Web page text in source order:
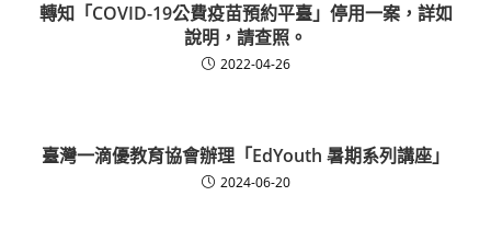
轉知「COVID-19公費疫苗預約平臺」停用一案，詳如
說明，請查照。
2022-04-26
臺灣一滴優教育協會辦理「EdYouth 暑期系列講座」
2024-06-20